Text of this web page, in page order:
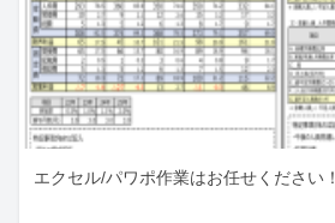
エクセル/パワポ作業はお任せください！